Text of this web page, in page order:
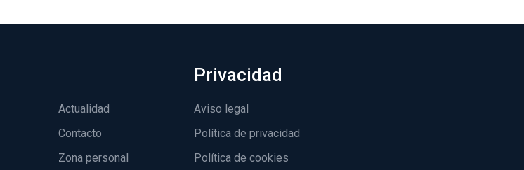
Actualidad
Contacto
Zona personal
Privacidad
Aviso legal
Política de privacidad
Política de cookies